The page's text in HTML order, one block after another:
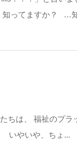
知ってますか？ …
ちは、 福祉のプラ
いやいや、ちょ...